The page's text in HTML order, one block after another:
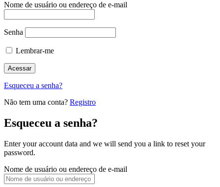
Nome de usuário ou endereço de e-mail
Senha
Lembrar-me
Esqueceu a senha?
Não tem uma conta? Registro
Esqueceu a senha?
Enter your account data and we will send you a link to reset your
password.
Nome de usuário ou endereço de e-mail